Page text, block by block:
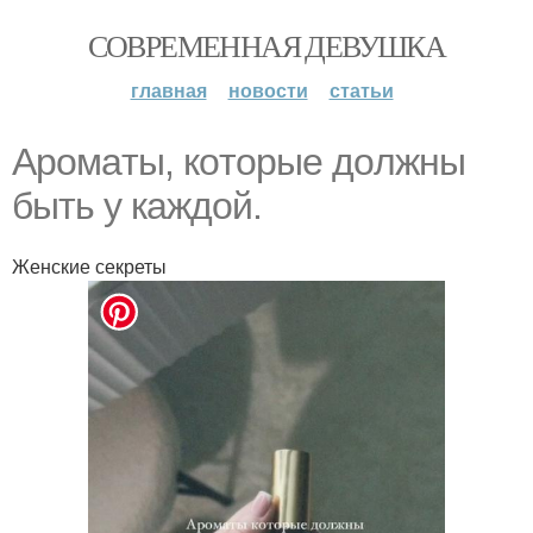
СОВРЕМЕННАЯ ДЕВУШКА
главная новости статьи
Аpoмaты, кoтopыe дoлжны
быть у кaждoй.
Женские секреты